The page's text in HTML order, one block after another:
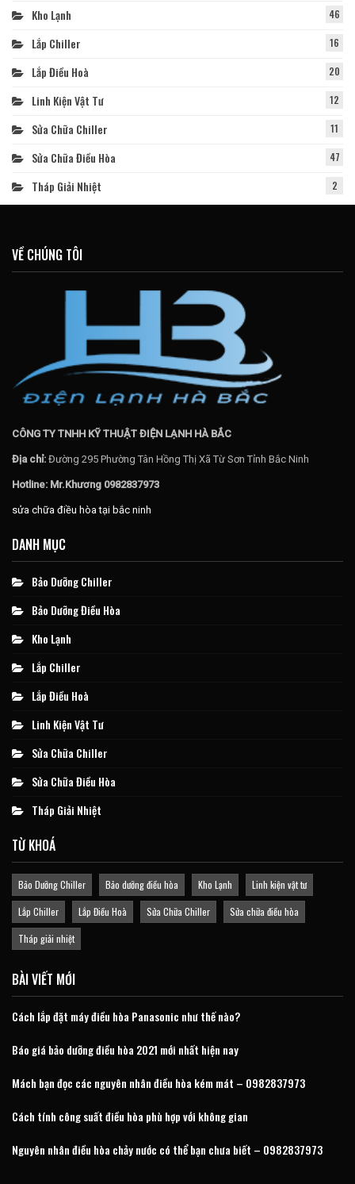
Kho Lạnh 46
Lắp Chiller 16
Lắp Điều Hoà 20
Linh Kiện Vật Tư 12
Sửa Chữa Chiller 11
Sửa Chữa Điều Hòa 47
Tháp Giải Nhiệt 2
VỀ CHÚNG TÔI
CÔNG TY TNHH KỸ THUẬT ĐIỆN LẠNH HÀ BẮC
Địa chỉ: Đường 295 Phường Tân Hồng Thị Xã Từ Sơn Tỉnh Bắc Ninh
Hotline: Mr.Khương 0982837973
sửa chữa điều hòa tại bắc ninh
DANH MỤC
Bảo Dưỡng Chiller
Bảo Dưỡng Điều Hòa
Kho Lạnh
Lắp Chiller
Lắp Điều Hoà
Linh Kiện Vật Tư
Sửa Chữa Chiller
Sửa Chữa Điều Hòa
Tháp Giải Nhiệt
TỪ KHOÁ
Bảo Dưỡng Chiller Bảo dưỡng điều hòa Kho Lạnh
Linh kiện vật tư
Lắp Chiller
Lắp Điều Hoà Sửa Chữa Chiller
Sửa chữa điều hòa
Tháp giải nhiệt
BÀI VIẾT MỚI
Cách lắp đặt máy điều hòa Panasonic như thế nào?
Báo giá bảo dưỡng điều hòa 2021 mới nhất hiện nay
Mách bạn đọc các nguyên nhân điều hòa kém mát – 0982837973
Cách tính công suất điều hòa phù hợp với không gian
Nguyên nhân điều hòa chảy nước có thể bạn chưa biết – 0982837973